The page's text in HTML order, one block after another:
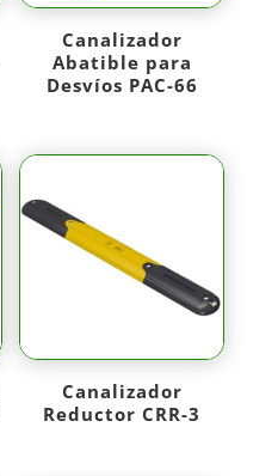
Canalizador
Abatible para
Desvíos PAC-66
Canalizador
Reductor CRR-3